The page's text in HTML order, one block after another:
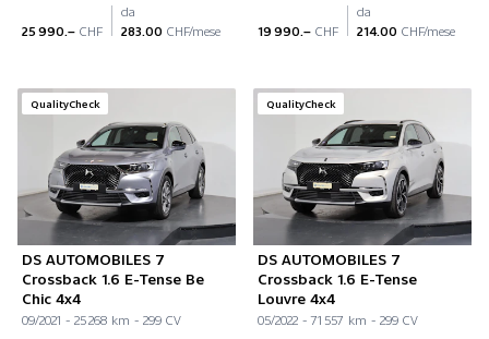
25 990.– CHF
da
283.00 CHF/mese 19 990.– CHF
da
214.00 CHF/mese
QualityCheck
DS AUTOMOBILES 7
Crossback 1.6 E-Tense Be
Chic 4x4
09/2021 - 25 268 km - 299 CV
QualityCheck
DS AUTOMOBILES 7
Crossback 1.6 E-Tense
Louvre 4x4
05/2022 - 71 557 km - 299 CV